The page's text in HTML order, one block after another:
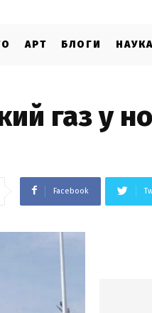
АРТ БЛОГИ НАУКА
газ у
Facebook